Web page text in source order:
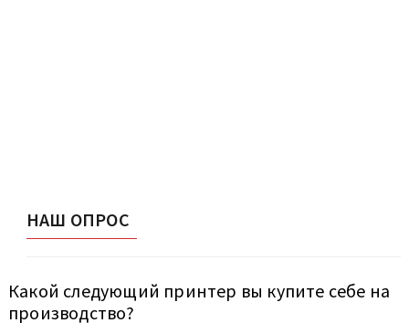
НАШ ОПРОС
Какой следующий принтер вы купите себе на
производство?